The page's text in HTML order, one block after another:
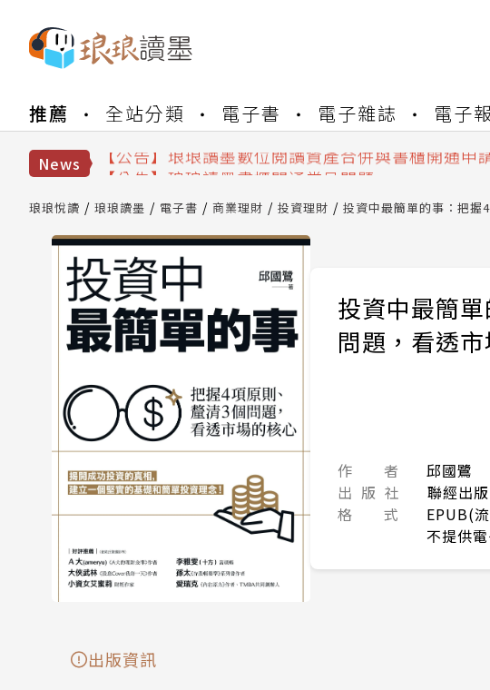
推薦 全站分類 電子書 電子雜誌 電子
News
【公告】因 Readmoo 讀墨系統維護中，本站同步
【公告】琅琅讀墨書櫃開通常見問題
【公告】琅琅書店服務升級重要說明及資產合併結
【公告】因 Readmoo 讀墨系統維護中，本站同步
琅琅悅讀 琅琅讀墨 電子書 商業理財 投資理財 投資中最簡單的事：把握
投資中最簡
問題，看透
作 者
邱國鷺
出 版 社
聯經出版
格 式
EPUB(
不提供
出版資訊